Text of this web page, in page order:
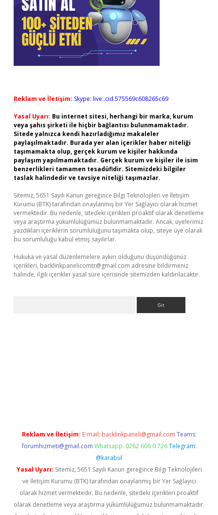
Reklam ve İletişim: Skype: live:.cid.575569c608265c69
Yasal Uyarı: Bu internet sitesi, herhangi bir marka, kurum
veya şahıs şirketi ile hiçbir bağlantısı bulunmamaktadır.
Sitede yalnızca kendi hazırladığımız makaleler
paylaşılmaktadır. Burada yer alan içerikler haber niteliği
taşımamakta olup, gerçek kurum ve kişiler hakkında
paylaşım yapılmamaktadır. Gerçek kurum ve kişiler ile isim
benzerlikleri tamamen tesadüfidir. Sitemizdeki bilgiler
taslak halindedir ve tavsiye niteliği taşımazlar.
Sitemiz, 5651 Sayılı Kanun gereğince Bilgi Teknolojileri ve İletişim
Kurumu (BTK) tarafından onaylanmış bir Yer Sağlayıcı olarak hizmet
vermektedir. Bu nedenle, sitedeki içerikleri proaktif olarak denetleme
veya araştırma yükümlülüğümüz bulunmamaktadır. Ancak, üyelerimiz
yazdıkları içeriklerin sorumluluğunu taşımakta olup, siteye üye olarak
bu sorumluluğu kabul etmiş sayılırlar.
Hukuka ve yasal düzenlemelere aykırı olduğunu düşündüğünüz
içerikleri, backlinkpanelicomtr@gmail.com adresine bildirmeniz
halinde, ilgili içerikler yasal süre içerisinde sitemizden kaldırılacaktır.
Reklam ve İletişim: E-mail: backlinkpaneli@gmail.com Teams:
forumhizmeti@gmail.com Whatsapp: 0262 606 0 726 Telegram:
@karabul
Yasal Uyarı: Sitemiz, 5651 Sayılı Kanun gereğince Bilgi Teknolojileri
ve İletişim Kurumu (BTK) tarafından onaylanmış bir Yer Sağlayıcı
olarak hizmet vermektedir. Bu nedenle, sitedeki içerikleri proaktif
olarak denetleme veya araştırma yükümlülüğümüz bulunmamaktadır.